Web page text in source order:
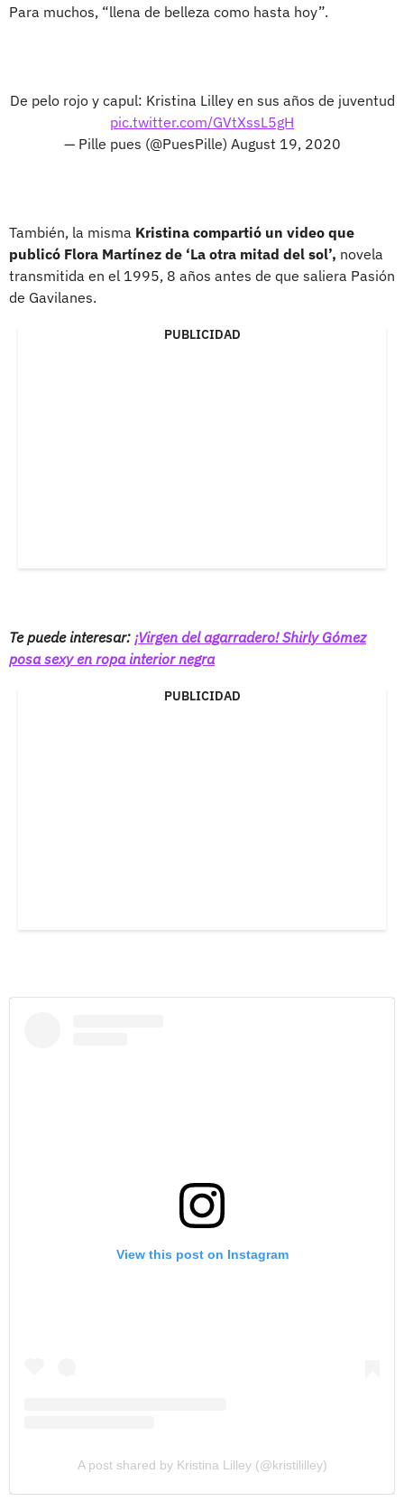
Para muchos, “llena de belleza como hasta hoy”.
De pelo rojo y capul: Kristina Lilley en sus años de juventud
pic.twitter.com/GVtXssL5gH
— Pille pues (@PuesPille) August 19, 2020
También, la misma Kristina compartió un video que
publicó Flora Martínez de ‘La otra mitad del sol’, novela
transmitida en el 1995, 8 años antes de que saliera Pasión
de Gavilanes.
PUBLICIDAD
Te puede interesar: ¡Virgen del agarradero! Shirly Gómez
posa sexy en ropa interior negra
PUBLICIDAD
View this post on Instagram
A post shared by Kristina Lilley (@kristililley)